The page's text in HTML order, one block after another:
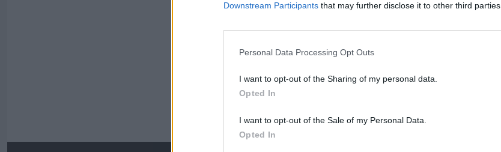
Downstream Participants that may further disclose it to other third parties.
Personal Data Processing Opt Outs
I want to opt-out of the Sharing of my personal data.
Opted In
I want to opt-out of the Sale of my Personal Data.
Opted In
BEJELENTKEZÉS